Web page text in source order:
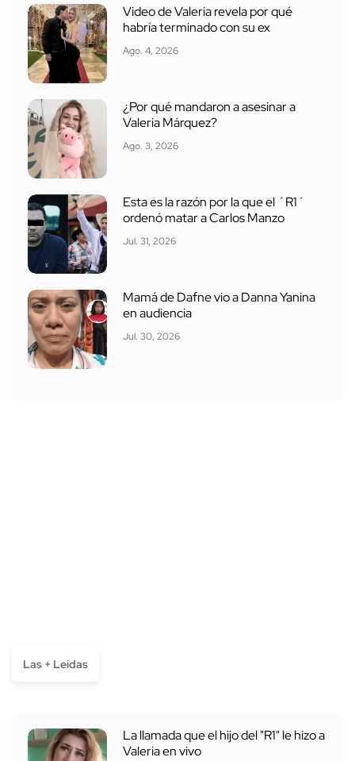
Video de Valeria revela por qué
habría terminado con su ex
Ago. 4, 2026
¿Por qué mandaron a asesinar a
Valeria Márquez?
Ago. 3, 2026
Esta es la razón por la que el ´R1´
ordenó matar a Carlos Manzo
Jul. 31, 2026
Mamá de Dafne vio a Danna Yanina
en audiencia
Jul. 30, 2026
Las + Leídas
La llamada que el hijo del "R1" le hizo a
Valeria en vivo